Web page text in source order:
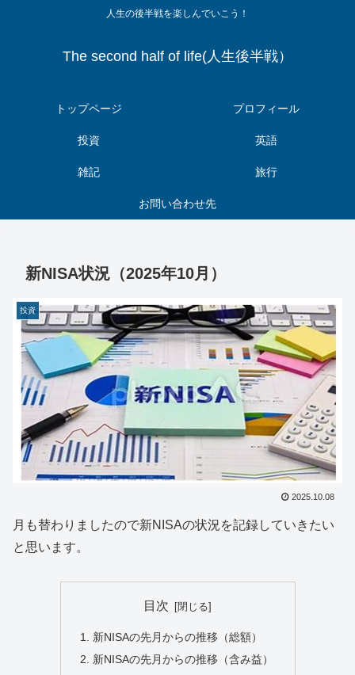
人生の後半戦を楽しんでいこう！
The second half of life(人生後半戦）
トップページ プロフィール
投資 英語
雑記 旅行
お問い合わせ先
新NISA状況（2025年10月）
投資
2025.10.08
月も替わりましたので新NISAの状況を記録していきたい
と思います。
目次
新NISAの先月からの推移（総額）
新NISAの先月からの推移（含み益）